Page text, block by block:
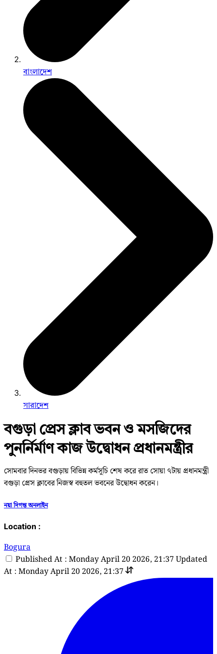
বাংলাদেশ
সারাদেশ
বগুড়া প্রেস ক্লাব ভবন ও মসজিদের
পুনর্নির্মাণ কাজ উদ্বোধন প্রধানমন্ত্রীর
সোমবার দিনভর বগুড়ায় বিভিন্ন কর্মসূচি শেষ করে রাত সোয়া ৭টায় প্রধানমন্ত্রী
বগুড়া প্রেস ক্লাবের নিজস্ব বহুতল ভবনের উদ্বোধন করেন।
নয়া দিগন্ত অনলাইন
Location :
Bogura
Published At : Monday April 20 2026, 21:37 Updated
At : Monday April 20 2026, 21:37